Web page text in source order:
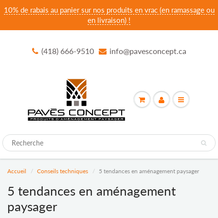
10% de rabais au panier sur nos produits en vrac (en ramassage ou
en livraison) !
(418) 666-9510 info@pavesconcept.ca
Accueil Conseils techniques 5 tendances en aménagement paysager
5 tendances en aménagement
paysager